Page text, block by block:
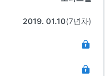
2019. 01.10(7년차)